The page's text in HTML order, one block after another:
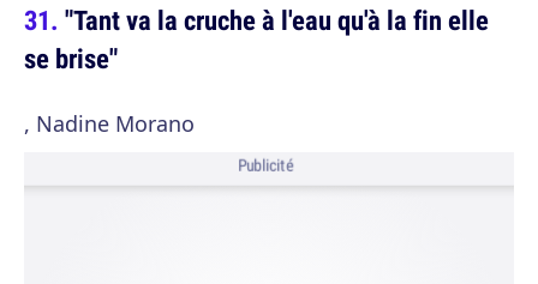
"Tant va la cruche à l'eau qu'à la fin elle
se brise"
, Nadine Morano
Publicité